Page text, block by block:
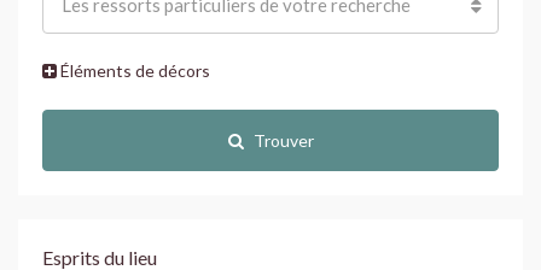
Les ressorts particuliers de votre recherche
Éléments de décors
Trouver
Esprits du lieu